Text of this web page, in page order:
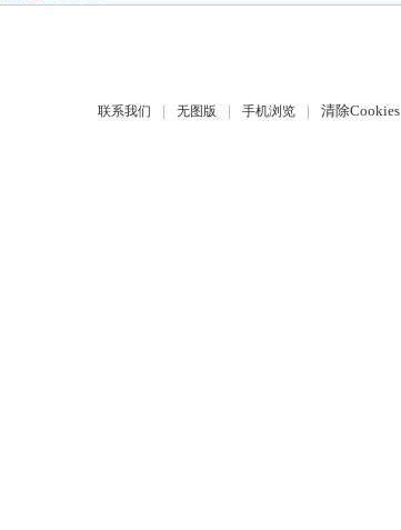
联系我们 | 无图版 | 手机浏览 | 清除Cookies